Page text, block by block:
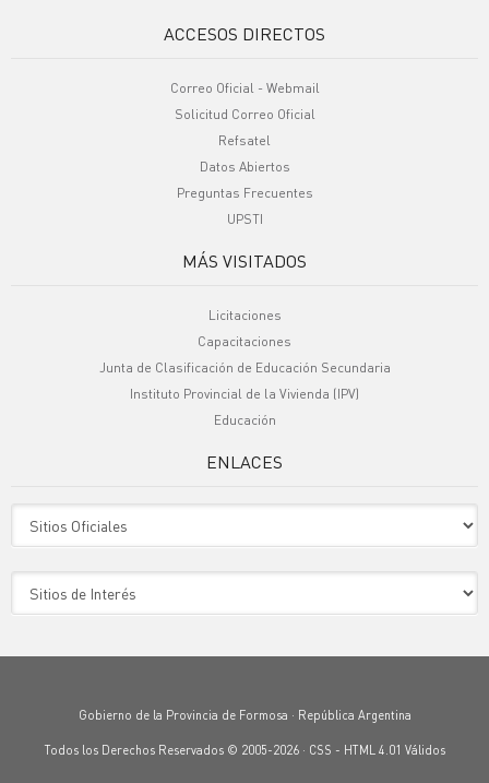
ACCESOS DIRECTOS
Correo Oficial - Webmail
Solicitud Correo Oficial
Refsatel
Datos Abiertos
Preguntas Frecuentes
UPSTI
MÁS VISITADOS
Licitaciones
Capacitaciones
Junta de Clasificación de Educación Secundaria
Instituto Provincial de la Vivienda (IPV)
Educación
ENLACES
Gobierno de la Provincia de Formosa · República Argentina
Todos los Derechos Reservados © 2005-2026 · CSS - HTML 4.01 Válidos